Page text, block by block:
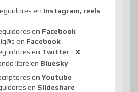
en Instagram, reels
en Facebook
en Facebook
en Twitter - X
libre en Bluesky
en Youtube
en Slideshare